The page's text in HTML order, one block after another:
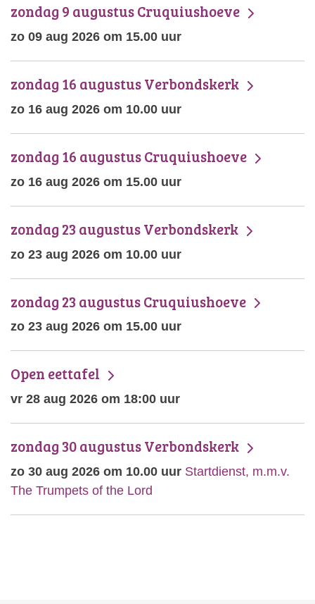
zondag 9 augustus Cruquiushoeve
zo 09 aug 2026 om 15.00 uur
zondag 16 augustus Verbondskerk
zo 16 aug 2026 om 10.00 uur
zondag 16 augustus Cruquiushoeve
zo 16 aug 2026 om 15.00 uur
zondag 23 augustus Verbondskerk
zo 23 aug 2026 om 10.00 uur
zondag 23 augustus Cruquiushoeve
zo 23 aug 2026 om 15.00 uur
Open eettafel
vr 28 aug 2026 om 18:00 uur
zondag 30 augustus Verbondskerk
zo 30 aug 2026 om 10.00 uur Startdienst, m.m.v.
The Trumpets of the Lord